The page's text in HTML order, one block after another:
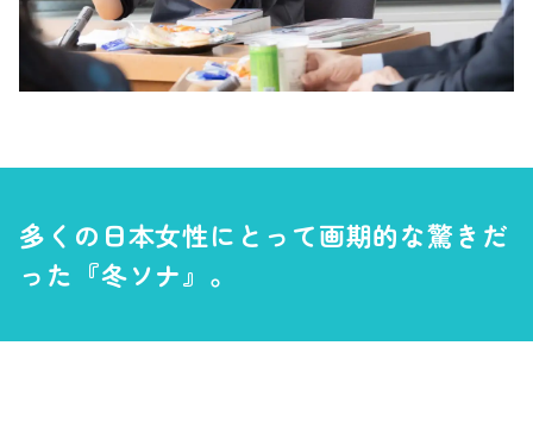
多くの日本女性にとって画期的な驚きだ
った『冬ソナ』。